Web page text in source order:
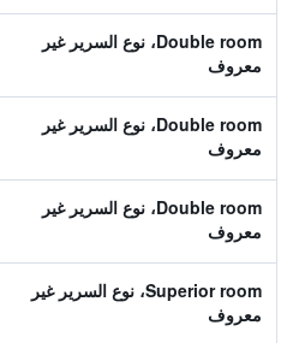
Double room، نوع السرير غير
معروف
Double room، نوع السرير غير
معروف
Double room، نوع السرير غير
معروف
Superior room، نوع السرير غير
معروف